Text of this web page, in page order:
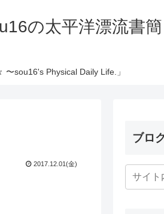
の太平洋漂流書簡
sou16's Physical Daily Life.」
2017.12.01(金)
ブロ